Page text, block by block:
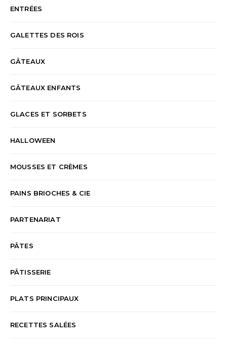
ENTRÉES
GALETTES DES ROIS
GÂTEAUX
GÂTEAUX ENFANTS
GLACES ET SORBETS
HALLOWEEN
MOUSSES ET CRÈMES
PAINS BRIOCHES & CIE
PARTENARIAT
PÂTES
PÂTISSERIE
PLATS PRINCIPAUX
RECETTES SALÉES